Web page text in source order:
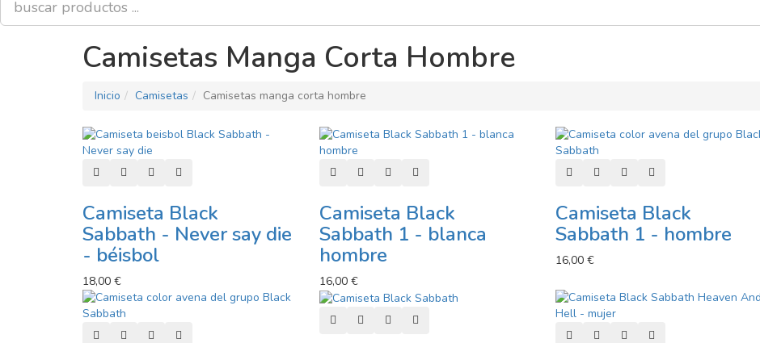
Camisetas Manga Corta Hombre
Inicio Camisetas Camisetas manga corta hombre
Añadir al carro
Añadir a lista de deseos
Añadir a comparador
Camiseta Black
Sabbath - Never say die
- béisbol
18,00 €
Añadir al carro
Añadir a lista de deseos
Añadir a comparador
Vista rápida
Camiseta Black
Sabbath 1 - blanca
hombre
16,00 €
Añadir al carro
Añadir a lista de deseos
Añadir a comparador
Camiseta Black
Sabbath 1 - hombre
16,00 €
Añadir al carro
Añadir a lista de deseos
Añadir a comparador
Añadir al carro
Añadir a lista de deseos
Añadir a comparador
Vista rápida
Añadir al carro
Añadir a lista de deseos
Añadir a comparador